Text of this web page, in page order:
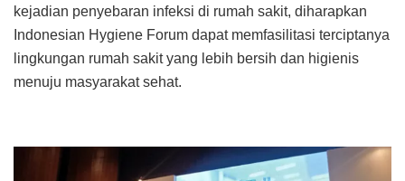
kejadian penyebaran infeksi di rumah sakit, diharapkan
Indonesian Hygiene Forum dapat memfasilitasi terciptanya
lingkungan rumah sakit yang lebih bersih dan higienis
menuju masyarakat sehat.